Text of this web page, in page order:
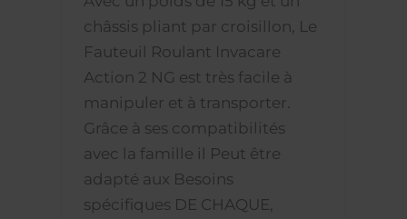
châssis pliant par croisillon, Le
Fauteuil Roulant Invacare
Action 2 NG est très facile à
manipuler et à transporter.
Grâce à ses compatibilités
avec la famille il Peut être
adapté aux Besoins
spécifiques DE CHAQUE,